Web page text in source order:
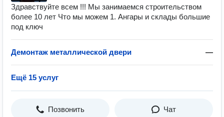
Здравствуйте всем !!! Мы занимаемся строительством
более 10 лет Что мы можем 1. Ангары и склады большие
под ключ
Демонтаж металлической двери —
Ещё 15 услуг
Позвонить Чат